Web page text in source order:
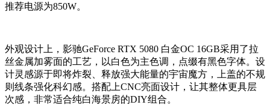
推荐电源为850W。
外观设计上，影驰GeForce RTX 5080 白金OC 16GB采用了拉
丝金属加雾面的工艺，以白色为主色调，点缀有黑色字体。设
计灵感源于即将炸裂、释放强大能量的宇宙魔方，上盖的不规
则线条强化科幻感。搭配上CNC亮面设计，让其整体更具层
次感，非常适合纯白海景房的DIY组合。